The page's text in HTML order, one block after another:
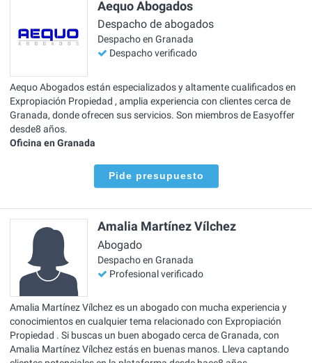
Aequo Abogados
Despacho de abogados
Despacho en Granada
Despacho verificado
Aequo Abogados están especializados y altamente cualificados en
Expropiación Propiedad , amplia experiencia con clientes cerca de
Granada, donde ofrecen sus servicios. Son miembros de Easyoffer
desde8 años.
Oficina en Granada
Pide presupuesto
Amalia Martínez Vílchez
Abogado
Despacho en Granada
Profesional verificado
Amalia Martínez Vílchez es un abogado con mucha experiencia y
conocimientos en cualquier tema relacionado con Expropiación
Propiedad . Si buscas un buen abogado cerca de Granada, con
Amalia Martínez Vílchez estás en buenas manos. Lleva captando